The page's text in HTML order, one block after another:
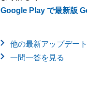
Google Play で最新版
他の最新アップデー
一問一答を見る